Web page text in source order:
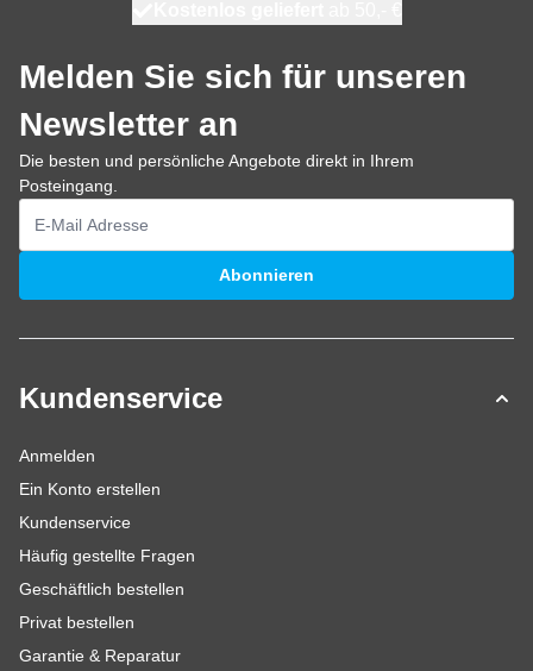
Melden Sie sich für unseren
Newsletter an
Die besten und persönliche Angebote direkt in Ihrem
Posteingang.
E-Mailadresse
Abonnieren
Kundenservice
Anmelden
Ein Konto erstellen
Kundenservice
Häufig gestellte Fragen
Geschäftlich bestellen
Privat bestellen
Garantie & Reparatur